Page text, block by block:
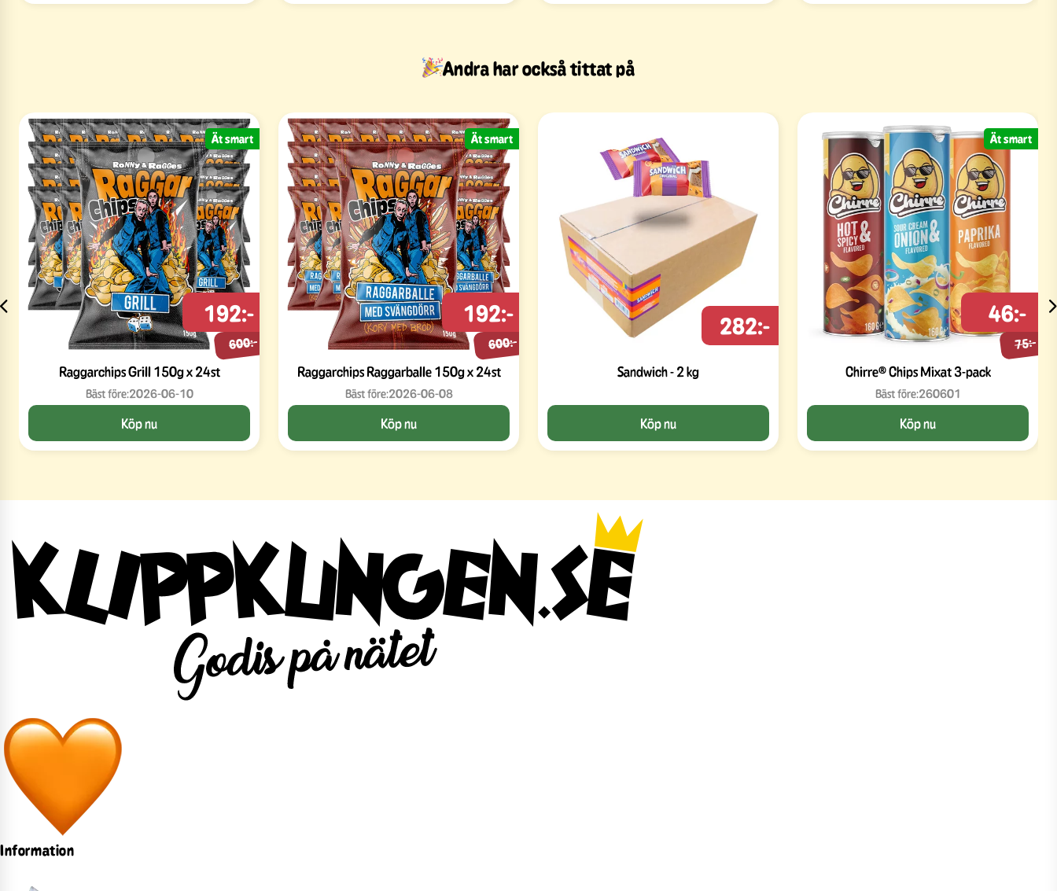
Andra har också tittat på
Raggarchips Grill 150g x 24st
600:-
192:-
Bäst före:2026-06-10
Köp nu
Ät smart
Raggarchips Raggarballe 150g x 24st
600:-
192:-
Bäst före:2026-06-08
Köp nu
Ät smart
Sandwich - 2 kg
282:-
Köp nu
Chirre® Chips Mixat 3-pack
75:-
46:-
Bäst före:260601
Köp nu
Ät smart
Information